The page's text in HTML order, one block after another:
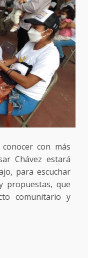
con más
Chávez estará
para escuchar
propuestas, que
comunitario y